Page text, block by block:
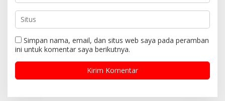
Simpan nama, email, dan situs web saya pada peramban
ini untuk komentar saya berikutnya.